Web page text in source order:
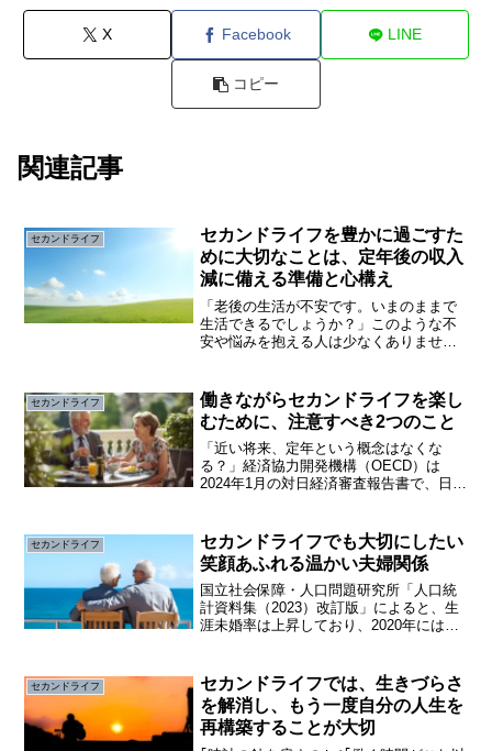
X Facebook LINE
コピー
関連記事
セカンドライフ
セカンドライフを豊かに過ごすた
めに大切なことは、定年後の収入
減に備える準備と心構え
「老後の生活が不安です。いまのままで
生活できるでしょうか？」このような不
安や悩みを抱える人は少なくありませ
まして物価高が進むなか、老後の生活に
関する不安や悩みは増すばか...
セカンドライフ
働きながらセカンドライフを楽し
むために、注意すべき2つのこと
「近い将来、定年という概念はなくな
る？」経済協力開発機構（OECD）は
2024年1月の対日経済審査報告書で、日本
制度を廃止すべき」と提言しました。定
年制は世界標準ではな...
セカンドライフ
セカンドライフでも大切にしたい
笑顔あふれる温かい夫婦関係
国立社会保障・人口問題研究所「人口統
計資料集（2023）改訂版」によると、生
涯未婚率は上昇しており、2020年には男
もりがない」と考える方が、男性が
17.3％、女性...
セカンドライフ
セカンドライフでは、生きづらさ
を解消し、もう一度自分の人生を
再構築することが大切